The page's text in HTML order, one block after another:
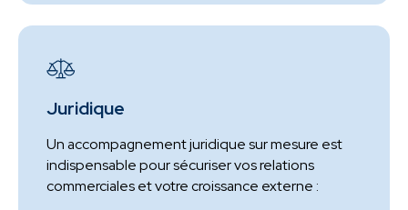
Juridique
Un accompagnement juridique sur mesure est
indispensable pour sécuriser vos relations
commerciales et votre croissance externe :